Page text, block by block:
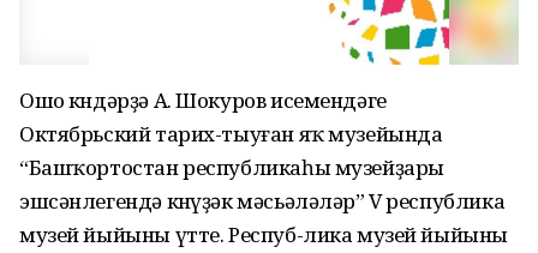
Ошо көндәрҙә А. Шокуров исемендәге
Октябрьский тарих-тыуған яҡ музейында
“Башҡортостан республикаһы музейҙары
эшсәнлегендә көнүҙәк мәсьәләләр” V республика
музей йыйыны үтте. Респуб-лика музей йыйыны